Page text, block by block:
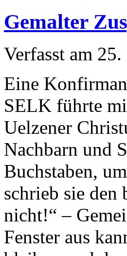
Gemalter
Verfasst am 25.
Eine
SELK führte
Uelzener
Nachbarn und
Buchstaben,
schrieb sie den
nicht!“ –
Fenster aus